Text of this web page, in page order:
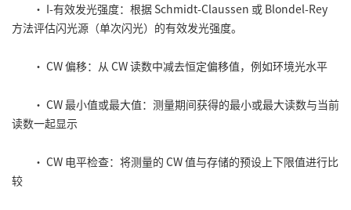
• I-有效发光强度：根据 Schmidt-Claussen 或 Blondel-Rey
方法评估闪光源（单次闪光）的有效发光强度。
• CW 偏移：从 CW 读数中减去恒定偏移值，例如环境光水平
• CW 最小值或最大值：测量期间获得的最小或最大读数与当前
读数一起显示
• CW 电平检查：将测量的 CW 值与存储的预设上下限值进行比
较